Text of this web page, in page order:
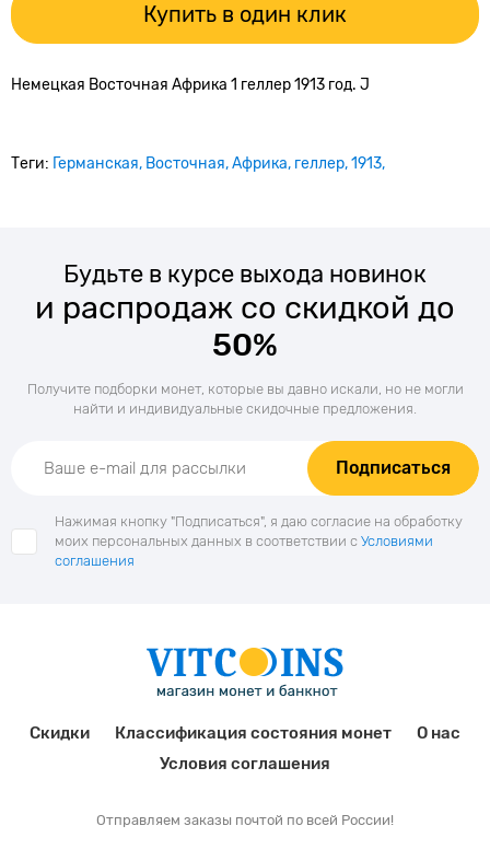
Купить в один клик
Немецкая Восточная Африка 1 геллер 1913 год. J
Теги: Германская Восточная Африка геллер 1913
Будьте в курсе выхода новинок
и распродаж со скидкой до
50%
Получите подборки монет, которые вы давно искали, но не могли
найти и индивидуальные скидочные предложения.
Подписаться
Нажимая кнопку "Подписаться", я даю согласие на обработку
моих персональных данных в соответствии с Условиями
соглашения
Скидки Классификация состояния монет
О нас
Условия соглашения
Отправляем заказы почтой по всей России!